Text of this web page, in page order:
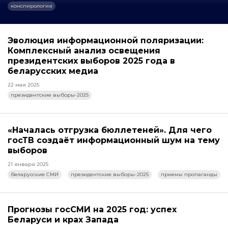
конспирология
Эволюция информационной поляризации:
Комплексный анализ освещения
президентских выборов 2025 года в
беларусских медиа
22 мая 2025
президентские выборы-2025
«Началась отгрузка бюллетеней». Для чего
госТВ создаёт информационный шум на тему
выборов
21 января 2025
беларусские СМИ
президентские выборы-2025 приемы пропаганды
Прогнозы госСМИ на 2025 год: успех
Беларуси и крах Запада